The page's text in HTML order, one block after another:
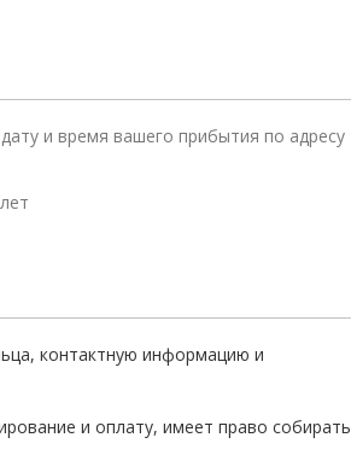
и время вашего прибытия по адресу
контактную информацию и
и оплату, имеет право собирать